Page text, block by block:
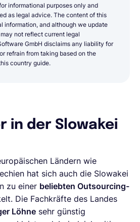
informational purposes only and
as legal advice. The content of this
information, and although we update
not reflect current legal
GmbH disclaims any liability for
refrain from taking based on the
country guide.
in der Slowakei
Ländern wie
hat sich auch die Slowakei
zu einer beliebten Outsourcing-
Die Fachkräfte des Landes
Löhne sehr günstig